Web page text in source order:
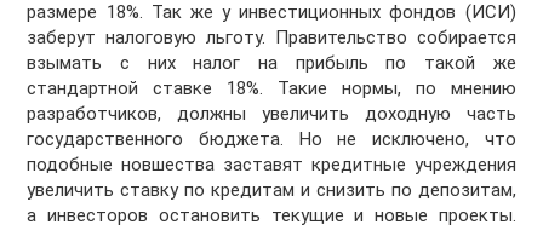
размере 18%. Так же у инвестиционных фондов (ИСИ)
заберут налоговую льготу. Правительство собирается
взымать с них налог на прибыль по такой же
стандартной ставке 18%. Такие нормы, по мнению
разработчиков, должны увеличить доходную часть
государственного бюджета. Но не исключено, что
подобные новшества заставят кредитные учреждения
увеличить ставку по кредитам и снизить по депозитам,
а инвесторов остановить текущие и новые проекты.